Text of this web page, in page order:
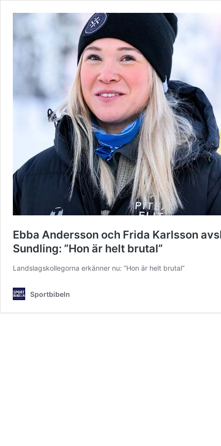
Ebba Andersson och Frida Karlsson
Sundling: ”Hon är helt brutal”
Landslagskollegorna erkänner nu: ”Hon är helt brutal”
Sportbibeln